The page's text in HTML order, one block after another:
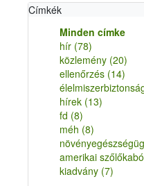
Címkék
Minden címke
hír (78)
közlemény (20)
ellenőrzés (14)
hírek (13)
fd (8)
méh (8)
amerikai
kiadvány (7)